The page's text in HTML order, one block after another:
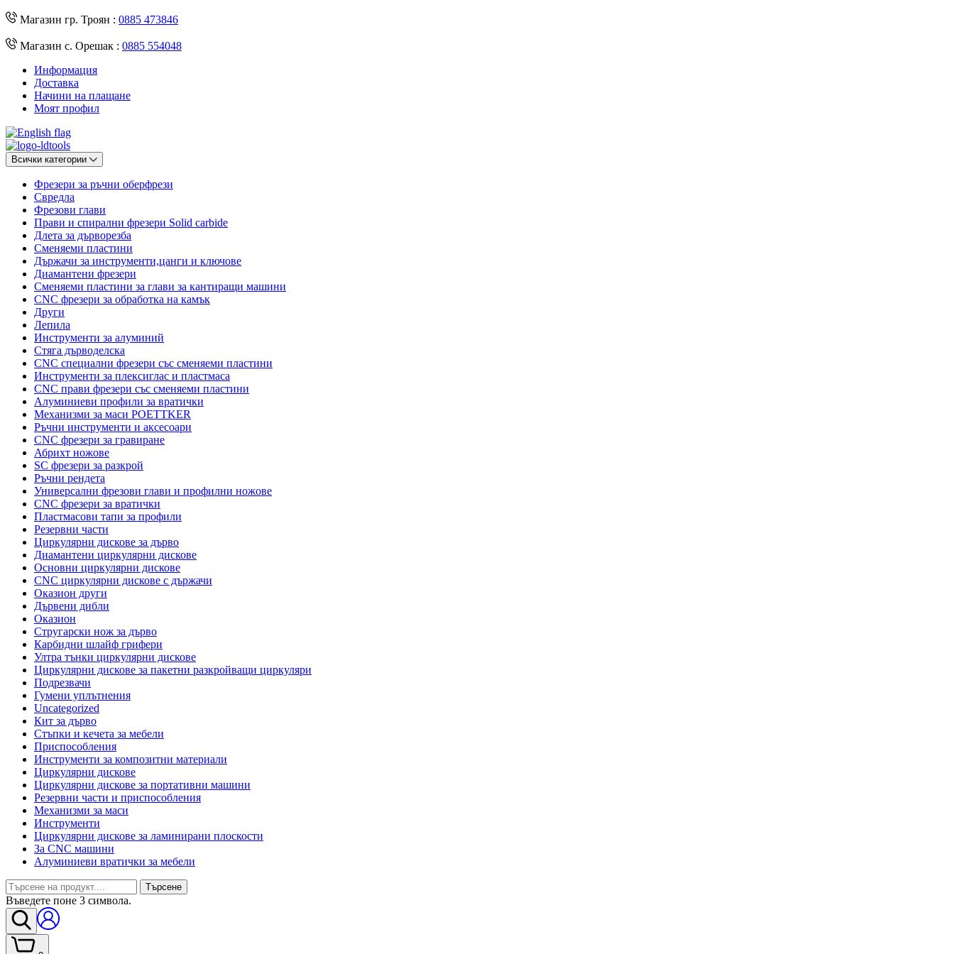
Магазин гр. Троян : 0885 473846
Магазин с. Орешак : 0885 554048
Информация
Доставка
Начини на плащане
Моят профил
Всички категории
Фрезери за ръчни оберфрези
Свредла
Фрезови глави
Прави и спирални фрезери Solid carbide
Длета за дърворезба
Сменяеми пластини
Държачи за инструменти,цанги и ключове
Диамантени фрезери
Сменяеми пластини за глави за кантиращи машини
CNC фрезери за обработка на камък
Други
Лепила
Инструменти за алуминий
Стяга дърводелска
CNC специални фрезери със сменяеми пластини
Инструменти за плексиглас и пластмаса
CNC прави фрезери със сменяеми пластини
Алуминиеви профили за вратички
Механизми за маси POETTKER
Ръчни инструменти и аксесоари
CNC фрезери за гравиране
Абрихт ножове
SC фрезери за разкрой
Ръчни рендета
Универсални фрезови глави и профилни ножове
CNC фрезери за вратички
Пластмасови тапи за профили
Резервни части
Циркулярни дискове за дърво
Диамантени циркулярни дискове
Основни циркулярни дискове
CNC циркулярни дискове с държачи
Оказион други
Дървени дибли
Оказион
Стругарски нож за дърво
Карбидни шлайф грифери
Ултра тънки циркулярни дискове
Циркулярни дискове за пакетни разкройващи циркуляри
Подрезвачи
Гумени уплътнения
Uncategorized
Кит за дърво
Стъпки и кечета за мебели
Приспособления
Инструменти за композитни материали
Циркулярни дискове
Циркулярни дискове за портативни машини
Резервни части и приспособления
Механизми за маси
Инструменти
Циркулярни дискове за ламинирани плоскости
За CNC машини
Алуминиеви вратички за мебели
Търсене
Въведете поне 3 символа.